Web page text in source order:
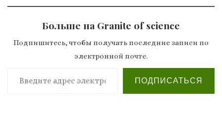
Больше на Granite of science
Подпишитесь, чтобы получать последние записи по
электронной почте.
Введите адрес электронной почты…
ПОДПИСАТЬСЯ